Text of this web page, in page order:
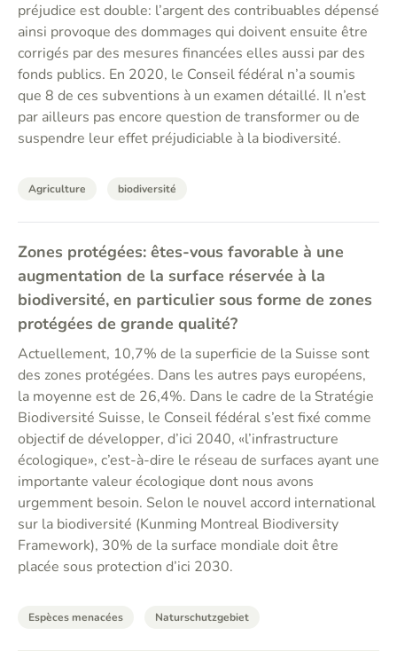
préjudice est double: l’argent des contribuables dépensé
ainsi provoque des dommages qui doivent ensuite être
corrigés par des mesures financées elles aussi par des
fonds publics. En 2020, le Conseil fédéral n’a soumis
que 8 de ces subventions à un examen détaillé. Il n’est
par ailleurs pas encore question de transformer ou de
suspendre leur effet préjudiciable à la biodiversité.
Agriculture biodiversité
Zones protégées: êtes-vous favorable à une
augmentation de la surface réservée à la
biodiversité, en particulier sous forme de zones
protégées de grande qualité?
Actuellement, 10,7% de la superficie de la Suisse sont
des zones protégées. Dans les autres pays européens,
la moyenne est de 26,4%. Dans le cadre de la Stratégie
Biodiversité Suisse, le Conseil fédéral s’est fixé comme
objectif de développer, d’ici 2040, «l’infrastructure
écologique», c’est-à-dire le réseau de surfaces ayant une
importante valeur écologique dont nous avons
urgemment besoin. Selon le nouvel accord international
sur la biodiversité (Kunming Montreal Biodiversity
Framework), 30% de la surface mondiale doit être
placée sous protection d’ici 2030.
Espèces menacées Naturschutzgebiet